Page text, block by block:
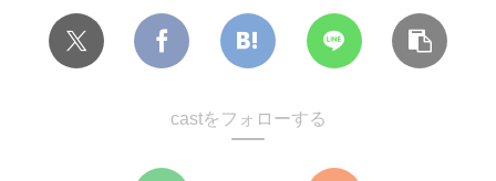
castをフォローする